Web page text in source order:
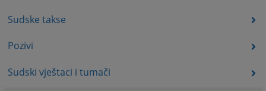
Sudske takse
Pozivi
Sudski vještaci i tumači